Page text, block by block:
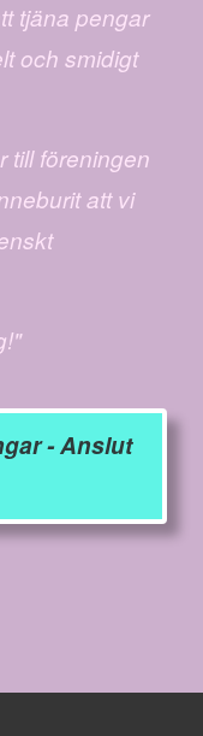
tjäna pengar
och smidigt
till föreningen
att vi
- Anslut